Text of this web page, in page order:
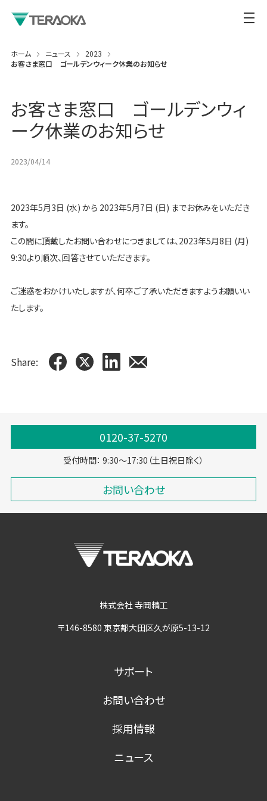
ホーム ニュース
2023
お客さま窓口 ゴールデンウィーク休業のお知らせ
お客さま窓口 ゴールデンウィ
ーク休業のお知らせ
2023/04/14
2023年5月3日 (水) から 2023年5月7日 (日) までお休みをいただき
ます。
この間に頂戴したお問い合わせにつきましては、2023年5月8日 (月)
9:30より順次、回答させていただきます。
ご迷惑をおかけいたしますが、何卒ご了承いただきますようお願いい
たします。
Share:
0120-37-5270
受付時間： 9:30～17:30（土日祝日除く）
お問い合わせ
株式会社 寺岡精工
〒146-8580 東京都大田区久が原5-13-12
サポート
お問い合わせ
採用情報
ニュース